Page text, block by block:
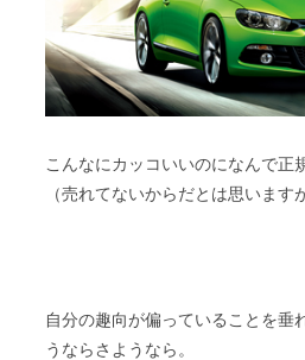
こんなにカッコいいのになんで正
（売れてないからだとは思います
自分の趣向が偏っていることを垂
うならさようなら。